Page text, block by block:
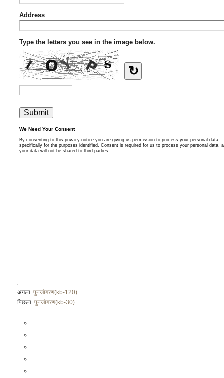
अगला: पुनर्जागरण(kb-120)
पिछला: पुनर्जागरण(kb-30)